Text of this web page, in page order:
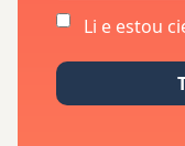
Li e estou